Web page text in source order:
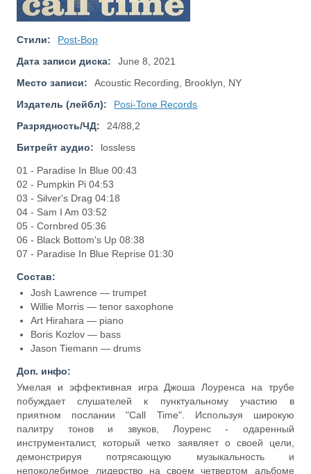
Стили:
Post-Bop
Дата записи диска:
June 8, 2021
Место записи:
Acoustic Recording, Brooklyn, NY
Издатель (лейбл):
Posi-Tone Records
Разрядность/ЧД:
24/88,2
Битрейт аудио:
lossless
01 - Paradise In Blue 00:43
02 - Pumpkin Pi 04:53
03 - Silver's Drag 04:18
04 - Sam I Am 03:52
05 - Cornbred 05:36
06 - Black Bottom's Up 08:38
07 - Paradise In Blue Reprise 01:30
Состав:
Josh Lawrence — trumpet
Willie Morris — tenor saxophone
Art Hirahara — piano
Boris Kozlov — bass
Jason Tiemann — drums
Доп. инфо:
Умелая и эффективная игра Джоша Лоуренса на трубе
побуждает слушателей к пунктуальному участию в
приятном послании "Call Time". Используя широкую
палитру тонов и звуков, Лоуренс - одаренный
инструменталист, который четко заявляет о своей цели,
демонстрируя потрясающую музыкальность и
непоколебимое лидерство на своем четвертом альбоме